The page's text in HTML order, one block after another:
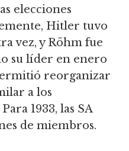
elecciones
Hitler tuvo
vez, y Röhm fue
su líder en enero
reorganizar
a los
Para 1933, las SA
de miembros.